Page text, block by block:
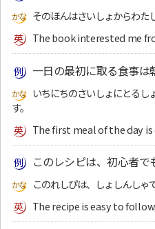
そのほんはさいしょからわた
The book interested me
一日の最初に取る食事は
いちにちのさいしょにとるし
す。
The first meal of the day
このレシピは、初心者で
このれしぴは、しょしんしゃ
The recipe is easy to